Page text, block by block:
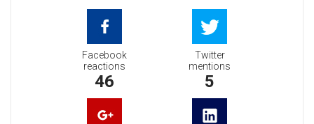
Facebook
reactions
46
Twitter
mentions
5